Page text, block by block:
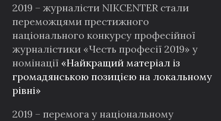
2019 – журналісти NIKCENTER стали
переможцями престижного
національного конкурсу професійної
журналістики «Честь професії 2019» у
номінації «Найкращий матеріал із
громадянською позицією на локальному
рівні»
2019 – перемога у національному